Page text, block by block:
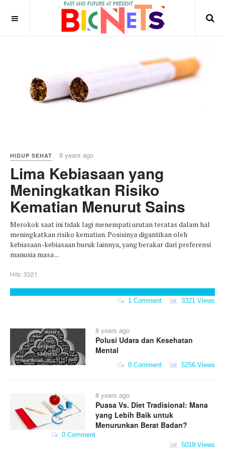
HIDUP SEHAT 8 years ago
Lima Kebiasaan yang
Meningkatkan Risiko
Kematian Menurut Sains
Merokok saat ini tidak lagi menempati urutan teratas dalam hal
meningkatkan risiko kematian. Posisinya digantikan oleh
kebiasaan-kebiasaan buruk lainnya, yang berakar dari preferensi
manusia masa ...
Hits: 3321
1 Comment 3321 Views
8 years ago
Polusi Udara dan Kesehatan
Mental
0 Comment 5256 Views
8 years ago
Puasa Vs. Diet Tradisional: Mana
yang Lebih Baik untuk
Menurunkan Berat Badan?
0 Comment
5019 Views